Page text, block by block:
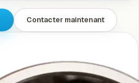
Contacter maintenant